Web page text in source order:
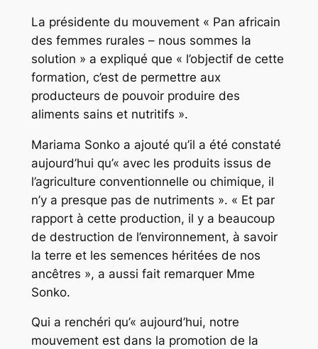
La présidente du mouvement « Pan africain
des femmes rurales – nous sommes la
solution » a expliqué que « l’objectif de cette
formation, c’est de permettre aux
producteurs de pouvoir produire des
aliments sains et nutritifs ».
Mariama Sonko a ajouté qu’il a été constaté
aujourd’hui qu’« avec les produits issus de
l’agriculture conventionnelle ou chimique, il
n’y a presque pas de nutriments ». « Et par
rapport à cette production, il y a beaucoup
de destruction de l’environnement, à savoir
la terre et les semences héritées de nos
ancêtres », a aussi fait remarquer Mme
Sonko.
Qui a renchéri qu’« aujourd’hui, notre
mouvement est dans la promotion de la